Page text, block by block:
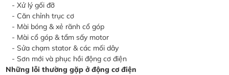
- Xử lý gối đỡ
- Căn chỉnh trục cơ
- Mài bóng & xẻ rãnh cổ góp
- Mài cổ góp & tẩm sấy motor
- Sửa chạm stator & các mối dây
- Sơn mới và phục hồi động cơ điện
Những lỗi thường gặp ở động cơ điện